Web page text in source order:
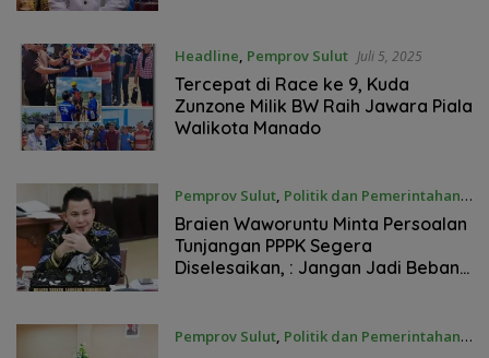
Headline, Pemprov Sulut Juli 5, 2025
Tercepat di Race ke 9, Kuda
Zunzone Milik BW Raih Jawara Piala
Walikota Manado
Pemprov Sulut, Politik dan Pemerintahan
Januari 21, 2025
Braien Waworuntu Minta Persoalan
Tunjangan PPPK Segera
Diselesaikan, : Jangan Jadi Beban
Pemprov Sulut, Politik dan Pemerintahan